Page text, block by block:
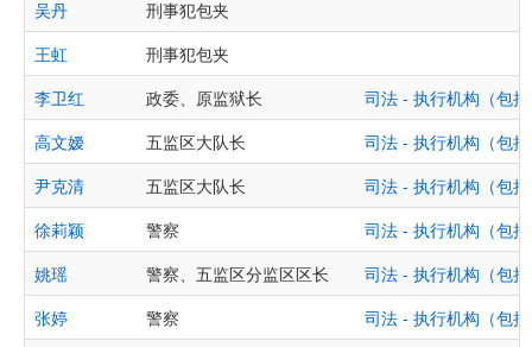
吴丹
刑事犯包夹
王虹
刑事犯包夹
李卫红
政委、原监狱长
司法 - 执行机构（包
高文嫒
五监区大队长
司法 - 执行机构（包
尹克清
五监区大队长
司法 - 执行机构（包
徐莉颖
警察
司法 - 执行机构（包
姚瑶
警察、五监区分监区区长
司法 - 执行机构（包
张婷
警察
司法 - 执行机构（包